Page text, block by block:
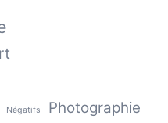
Négatifs Photographie